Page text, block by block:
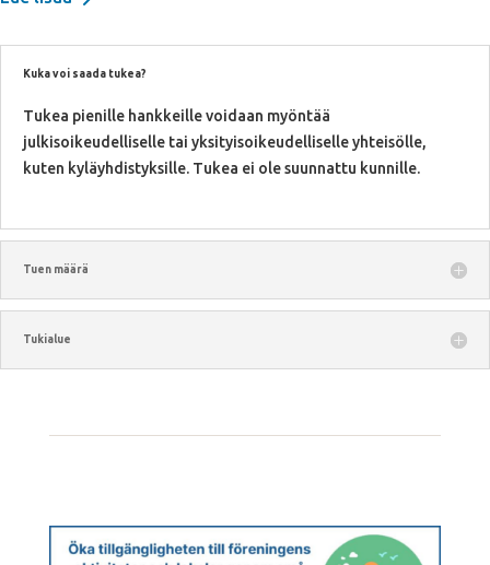
Kuka voi saada tukea?
Tukea pienille hankkeille voidaan myöntää
julkisoikeudelliselle tai yksityisoikeudelliselle yhteisölle,
kuten kyläyhdistyksille. Tukea ei ole suunnattu kunnille.
Tuen määrä
Tukialue